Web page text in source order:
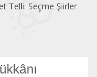
Köşecik ile